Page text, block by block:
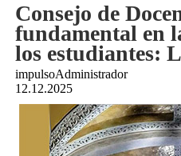
Consejo de
fundamental en
los estudiantes:
impulsoAdministrador
12.12.2025